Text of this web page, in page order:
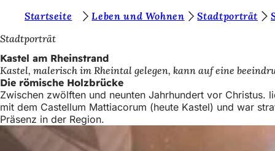
Inhalt anspringen
i
e
b
e
f
Startseite Leben und Wohnen Stadtporträt
Stadtporträt
Kastel am Rheinstrand
Kastel, malerisch im Rheintal gelegen, kann auf eine
Die römische Holzbrücke
Zwischen zwölften und neunten Jahrhundert vor
mit dem Castellum Mattiacorum (heute Kastel) und war
Präsenz in der Region.